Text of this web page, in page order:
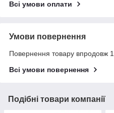
Всі умови оплати
Умови повернення
Повернення товару впродовж
Всі умови повернення
Подібні товари компанії